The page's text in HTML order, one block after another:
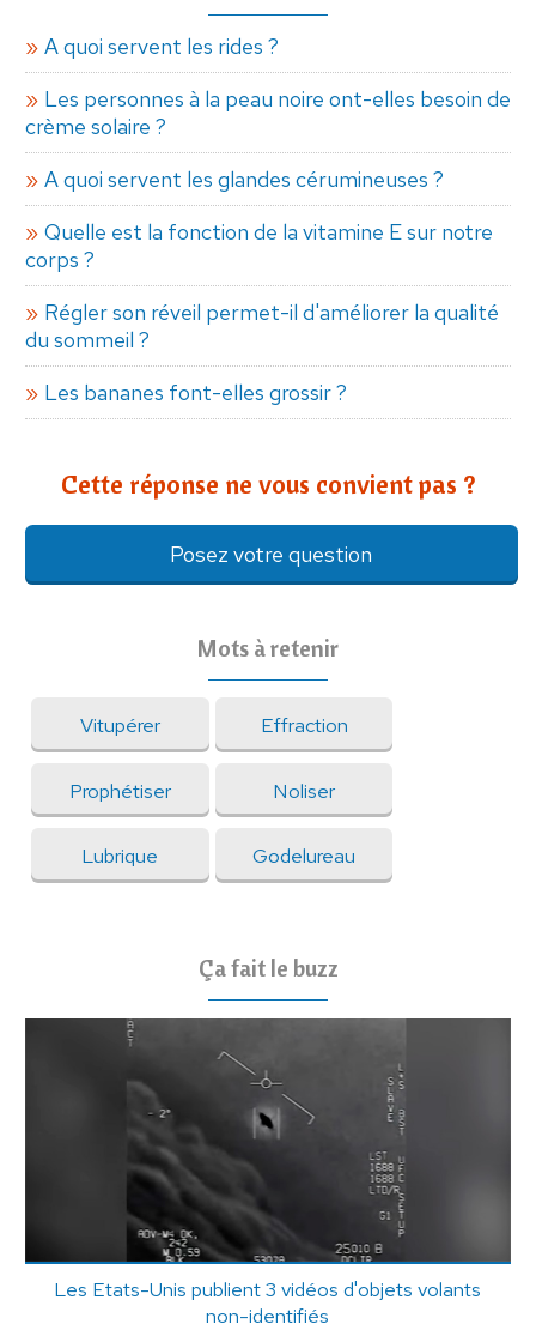
A quoi servent les rides ?
Les personnes à la peau noire ont-elles besoin de
crème solaire ?
A quoi servent les glandes cérumineuses ?
Quelle est la fonction de la vitamine E sur notre
corps ?
Régler son réveil permet-il d'améliorer la qualité
du sommeil ?
Les bananes font-elles grossir ?
Cette réponse ne vous convient pas ?
Posez votre question
Mots à retenir
Vitupérer Effraction
Prophétiser Noliser
Lubrique Godelureau
Ça fait le buzz
Les Etats-Unis publient 3 vidéos d'objets volants
non-identifiés